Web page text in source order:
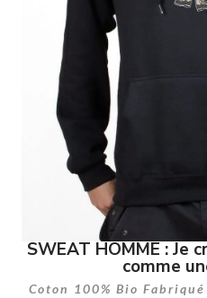
SWEAT HOMME : Je
comme
Coton 100% Bio